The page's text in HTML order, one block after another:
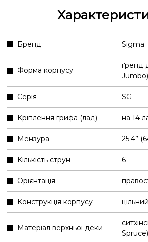
Бренд Sigma
Форма корпусу
ґренд
Jumbo)
Серія SG
Кріплення грифа (лад) на 14
Мензура 25.4”
Кількість струн 6
Орієнтація
Конструкція корпусу
Матеріал верхньої деки
Spruce)